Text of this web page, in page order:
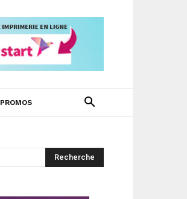
PROMOS